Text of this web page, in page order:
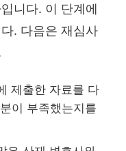
니다. 이 단계에
. 다음은 재심사
제출한 자료를 다
이 부족했는지를